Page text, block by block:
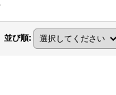
並び順: